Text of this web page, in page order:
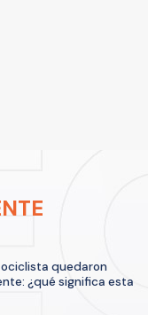
quedaron
¿qué significa esta